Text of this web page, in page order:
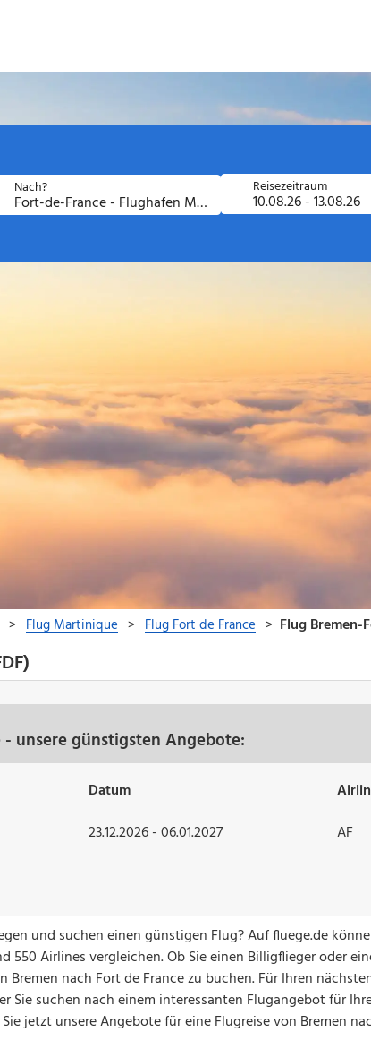
unsere günstigsten Angebote:
Datum
23.12.2026 - 06.01.2027 AF
und suchen einen günstigen Flug? Auf fluege.de
Airlines vergleichen. Ob Sie einen Billigflieger oder
nach Fort de France zu buchen. Für Ihren
Sie suchen nach einem interessanten Flugangebot für
jetzt unsere Angebote für eine Flugreise von Bremen